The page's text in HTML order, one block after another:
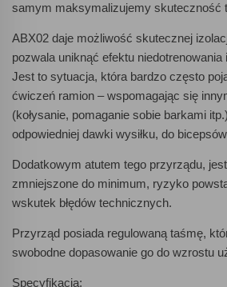
samym maksymalizujemy skuteczność
ABX02 daje możliwość skutecznej
pozwala uniknąć efektu niedotrenowania
Jest to sytuacja, która bardzo często
ćwiczeń ramion – wspomagając się
(kołysanie, pomaganie sobie barkami
odpowiedniej dawki wysiłku, do
Dodatkowym atutem tego przyrządu,
zmniejszone do minimum, ryzyko
wskutek błędów technicznych.
Przyrząd posiada regulowaną taśmę,
swobodne dopasowanie go do wzrostu
Specyfikacja: